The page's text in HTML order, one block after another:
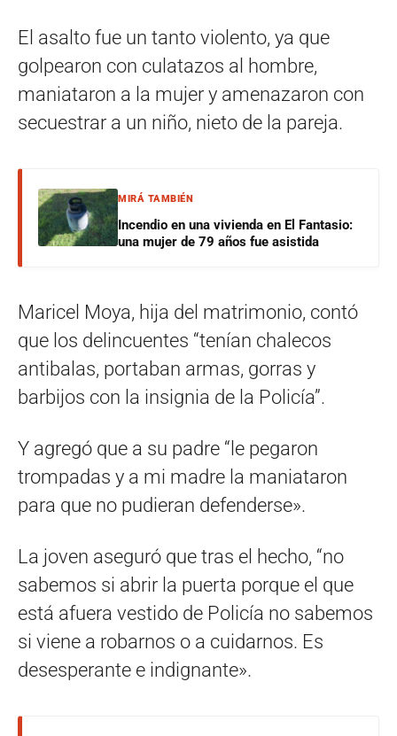
El asalto fue un tanto violento, ya que
golpearon con culatazos al hombre,
maniataron a la mujer y amenazaron con
secuestrar a un niño, nieto de la pareja.
MIRÁ TAMBIÉN
Incendio en una vivienda en El Fantasio:
una mujer de 79 años fue asistida
Maricel Moya, hija del matrimonio, contó
que los delincuentes “tenían chalecos
antibalas, portaban armas, gorras y
barbijos con la insignia de la Policía”.
Y agregó que a su padre “le pegaron
trompadas y a mi madre la maniataron
para que no pudieran defenderse».
La joven aseguró que tras el hecho, “no
sabemos si abrir la puerta porque el que
está afuera vestido de Policía no sabemos
si viene a robarnos o a cuidarnos. Es
desesperante e indignante».